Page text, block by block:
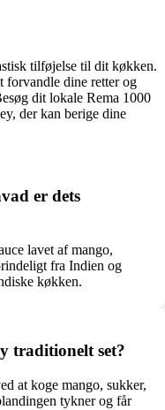
tilføjelse til dit køkken.
forvandle dine retter og
dit lokale Rema 1000
der kan berige dine
er dets
lavet af mango,
fra Indien og
køkken.
traditionelt set?
at koge mango, sukker,
tykner og får